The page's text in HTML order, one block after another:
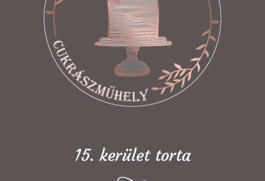
15. kerület torta